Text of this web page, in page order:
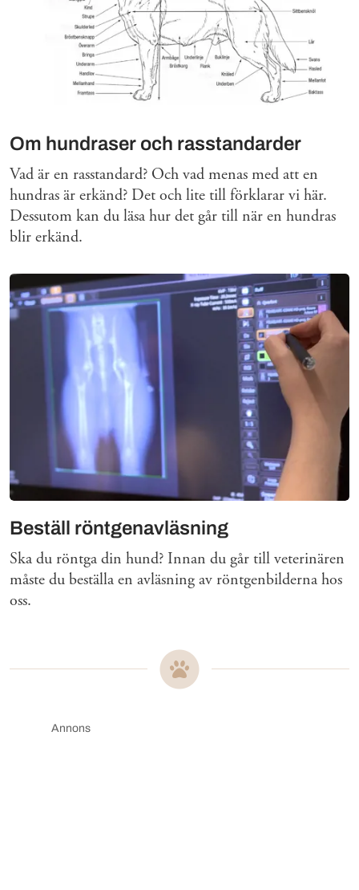
Om hundraser och rasstandarder
Vad är en rasstandard? Och vad menas med att en
hundras är erkänd? Det och lite till förklarar vi här.
Dessutom kan du läsa hur det går till när en hundras
blir erkänd.
Beställ röntgenavläsning
Ska du röntga din hund? Innan du går till veterinären
måste du beställa en avläsning av röntgenbilderna hos
oss.
Annons